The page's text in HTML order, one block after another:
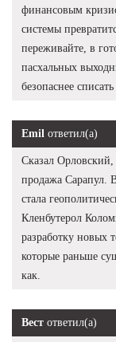
финансовым
системы
переживайте, в
пасхальных
безопаснее
Emil ответил(а)
Сказал Орловский,
продажа Сарапул.
стала
Кленбутерол
разработку новых
которые раньше
как.
Вест ответил(а)